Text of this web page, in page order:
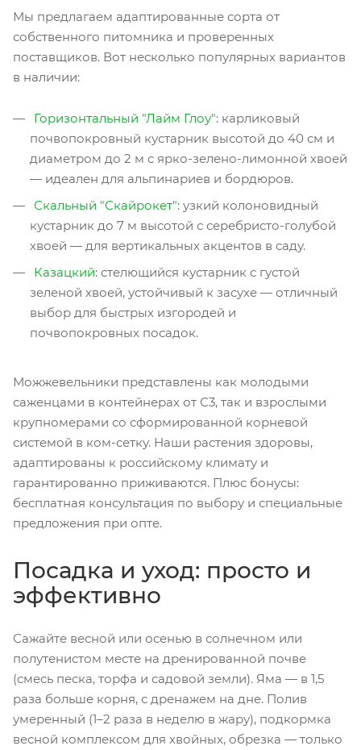
Мы предлагаем адаптированные сорта от
собственного питомника и проверенных
поставщиков. Вот несколько популярных вариантов
в наличии:
Горизонтальный "Лайм Глоу": карликовый
почвопокровный кустарник высотой до 40 см и
диаметром до 2 м с ярко-зелено-лимонной хвоей
— идеален для альпинариев и бордюров.
Скальный "Скайрокет": узкий колоновидный
кустарник до 7 м высотой с серебристо-голубой
хвоей — для вертикальных акцентов в саду.
Казацкий: стелющийся кустарник с густой
зеленой хвоей, устойчивый к засухе — отличный
выбор для быстрых изгородей и
почвопокровных посадок.
Можжевельники представлены как молодыми
саженцами в контейнерах от С3, так и взрослыми
крупномерами со сформированной корневой
системой в ком-сетку. Наши растения здоровы,
адаптированы к российскому климату и
гарантированно приживаются. Плюс бонусы:
бесплатная консультация по выбору и специальные
предложения при опте.
Посадка и уход: просто и
эффективно
Сажайте весной или осенью в солнечном или
полутенистом месте на дренированной почве
(смесь песка, торфа и садовой земли). Яма — в 1,5
раза больше корня, с дренажем на дне. Полив
умеренный (1–2 раза в неделю в жару), подкормка
весной комплексом для хвойных, обрезка — только